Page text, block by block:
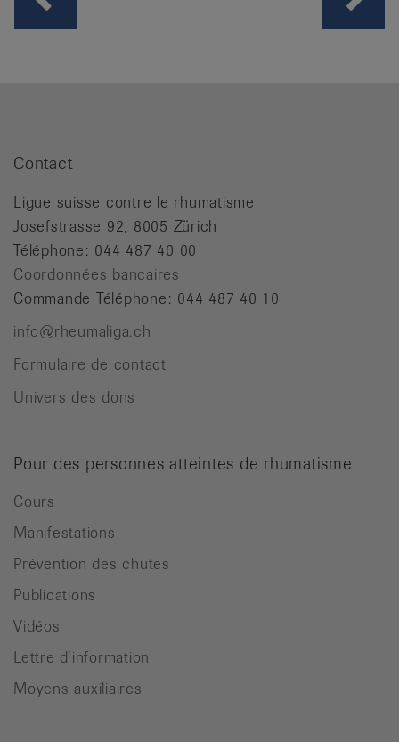
Contact
Ligue suisse contre le rhumatisme
Josefstrasse 92, 8005 Zürich
Téléphone: 044 487 40 00
Coordonnées bancaires
Commande Téléphone: 044 487 40 10
info@rheumaliga.ch
Formulaire de contact
Univers des dons
Pour des personnes atteintes de rhumatisme
Cours
Manifestations
Prévention des chutes
Publications
Vidéos
Lettre d’information
Moyens auxiliaires